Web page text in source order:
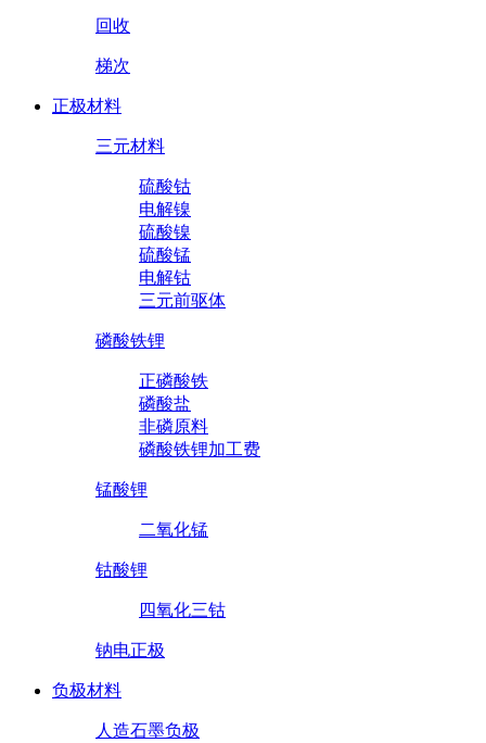
回收
梯次
正极材料
三元材料
硫酸钴
电解镍
硫酸镍
硫酸锰
电解钴
三元前驱体
磷酸铁锂
正磷酸铁
磷酸盐
非磷原料
磷酸铁锂加工费
锰酸锂
二氧化锰
钴酸锂
四氧化三钴
钠电正极
负极材料
人造石墨负极